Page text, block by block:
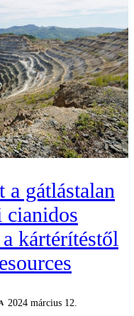
a gátlástalan
cianidos
kártérítéstől
2024 március 12.